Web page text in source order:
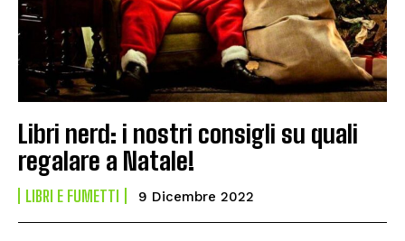
Libri nerd: i nostri consigli su quali
regalare a Natale!
LIBRI E FUMETTI 9 Dicembre 2022